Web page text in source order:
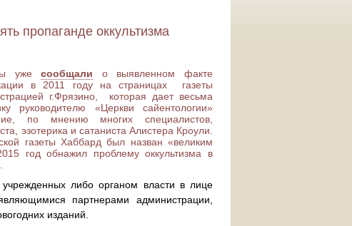
пропаганде оккультизма
ужесообщали о выявленном факте
в 2011 году на страницах газеты
г.Фрязино, которая дает весьма
руководителю «Церкви сайентологии»
по мнению многих специалистов,
эзотерика и сатаниста Алистера Кроули.
газеты Хаббард был назван «великим
год обнажил проблему оккультизма в
либо органом власти в лице
партнерами администрации,
изданий.